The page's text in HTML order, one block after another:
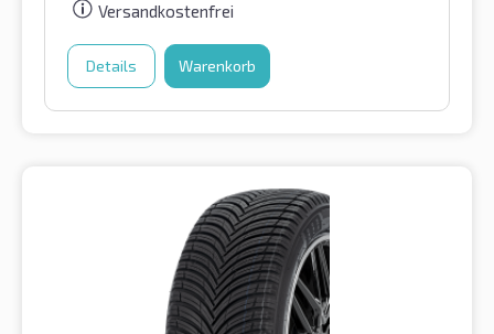
Versandkostenfrei
Details Warenkorb